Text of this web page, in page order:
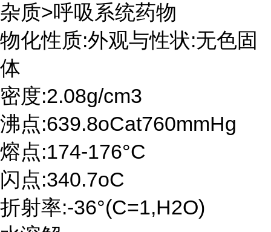
杂质>呼吸系统药物
物化性质:外观与性状:无色固
体
密度:2.08g/cm3
沸点:639.8oCat760mmHg
熔点:174-176°C
闪点:340.7oC
折射率:-36°(C=1,H2O)